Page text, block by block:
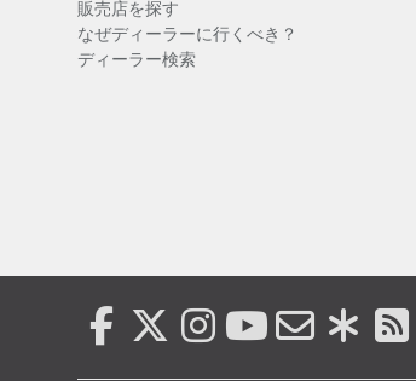
販売店を探す
なぜディーラーに行くべき？
ディーラー検索